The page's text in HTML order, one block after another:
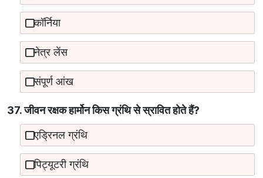
कॉर्निया
नेत्र लेंस
संपूर्ण आंख
37. जीवन रक्षक हार्मोन किस ग्रंथि से स्रावित होते हैं?
एड्रिनल ग्रंथि
पिट्यूटरी ग्रंथि